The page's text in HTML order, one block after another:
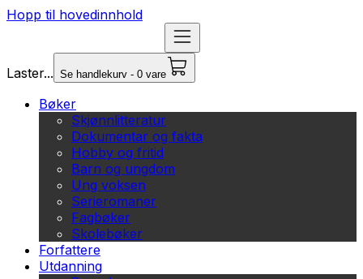
Hopp til hovedinnhold
Laster... Se handlekurv - 0 vare
Bøker
Skjønnlitteratur
Dokumentar og fakta
Hobby og fritid
Barn og ungdom
Ung voksen
Serieromaner
Fagbøker
Skolebøker
Forfattere
Utdanning